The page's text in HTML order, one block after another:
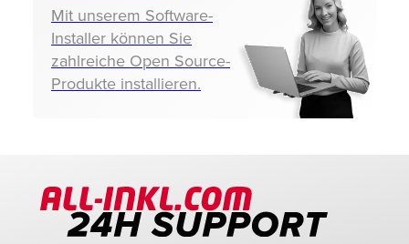
Mit unserem Software-
Installer können Sie
zahlreiche Open Source-
Produkte installieren.